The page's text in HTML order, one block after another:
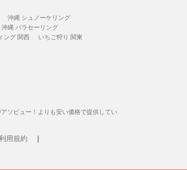
沖縄 シュノーケリング
沖縄 パラセーリング
ング 関西
いちご狩り 関東
ソビュー！よりも安い価格で提供してい
用規約